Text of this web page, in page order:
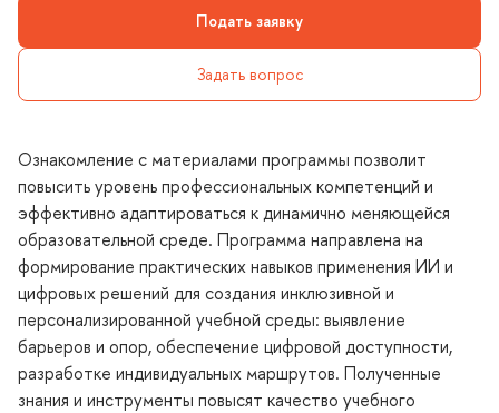
Подать заявку
Задать вопрос
Ознакомление с материалами программы позволит
повысить уровень профессиональных компетенций и
эффективно адаптироваться к динамично меняющейся
образовательной среде. Программа направлена на
формирование практических навыков применения ИИ и
цифровых решений для создания инклюзивной и
персонализированной учебной среды: выявление
арьеров и опор, обеспечение цифровой доступности,
разработке индивидуальных маршрутов. Полученные
знания и инструменты повысят качество учебного